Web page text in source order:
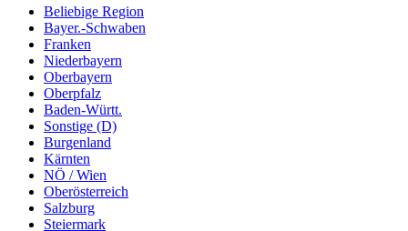
Beliebige Region
Bayer.-Schwaben
Franken
Niederbayern
Oberbayern
Oberpfalz
Baden-Württ.
Sonstige (D)
Burgenland
Kärnten
NÖ / Wien
Oberösterreich
Salzburg
Steiermark